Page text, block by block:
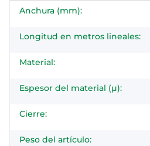
Anchura (mm):
Longitud en metros lineales:
Material:
Espesor del material (µ):
Cierre:
Peso del artículo: